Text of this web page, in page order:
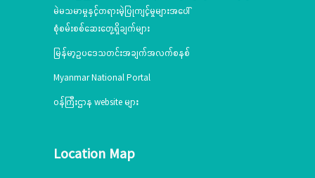
မဲမသမာမှုနှင့်တရားမဲ့ပြုကျင့်မှုများအပေါ်
စုံစမ်းစစ်ဆေးတွေ့ရှိချက်များ
မြန်မာ့ဥပဒေသတင်းအချက်အလက်စနစ်
Myanmar National Portal
ဝန်ကြီးဌာန website များ
Location Map